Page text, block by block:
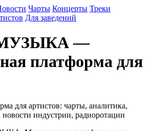
Чарты Концерты Треки
Для заведений
—
платформа для
для артистов: чарты, аналитика,
индустрии, радиоротации